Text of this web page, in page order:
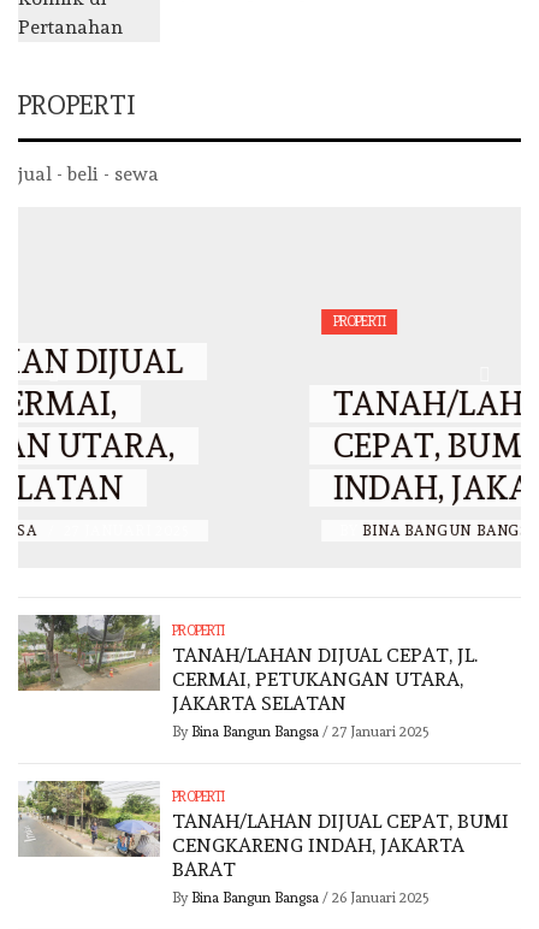
PROPERTI
jual - beli - sewa
TANAH/LAHAN DIJUAL
CEPAT, BUMI CENGKARENG
INDAH, JAKARTA BARAT
26 JANUARI 2025
PROPERTI
TANAH/LAHAN DIJUAL CEPAT, JL.
CERMAI, PETUKANGAN UTARA,
JAKARTA SELATAN
By Bina Bangun Bangsa/ 27 Januari 2025
PROPERTI
TANAH/LAHAN DIJUAL CEPAT, BUMI
CENGKARENG INDAH, JAKARTA
BARAT
By Bina Bangun Bangsa/ 26 Januari 2025